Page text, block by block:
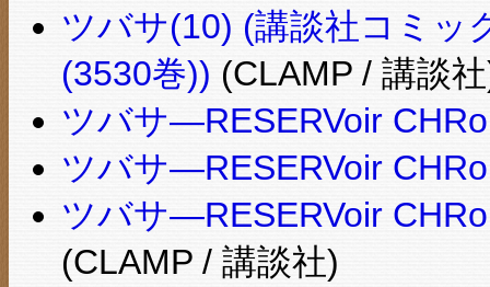
ツバサ(10) (講談社コミ
(3530巻)) (CLAMP / 講談
ツバサ―RESERVoir
ツバサ―RESERVoir
ツバサ―RESERVoir
(CLAMP / 講談社)